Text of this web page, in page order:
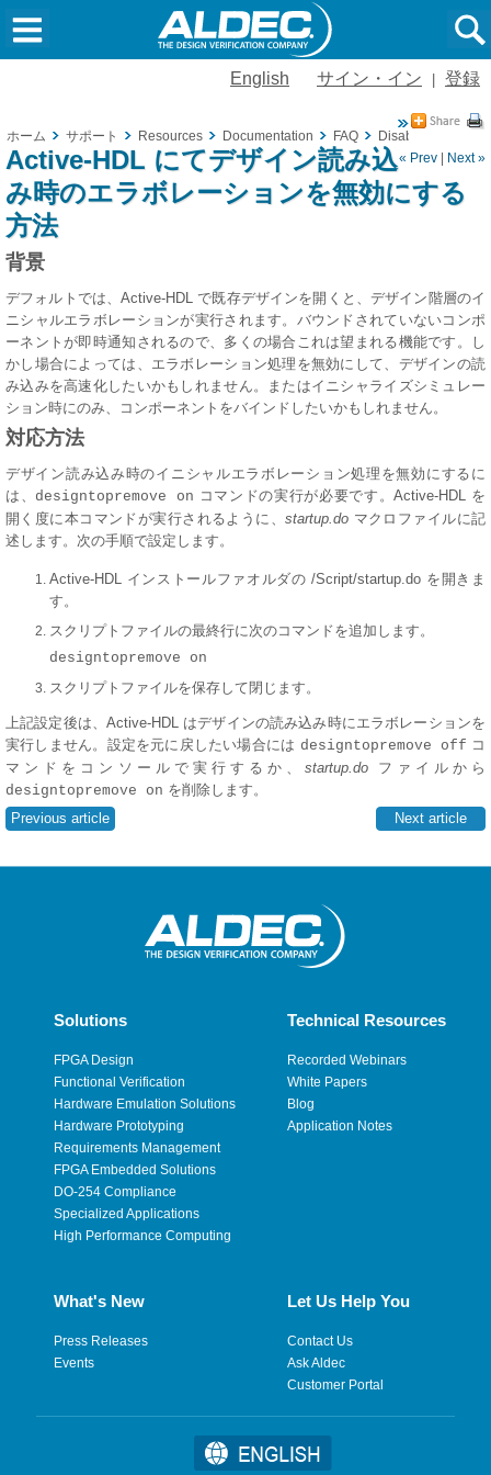
English サイン・イン 登録
ホーム サポート Resources Documentation FAQ
Disabling
« Prev
Next »
Active-HDL にてデザイン読み込
み時のエラボレーションを無効にする
方法
背景
デフォルトでは、Active-HDL で既存デザインを開くと、デザイン階層のイ
ニシャルエラボレーションが実行されます。バウンドされていないコンポ
ーネントが即時通知されるので、多くの場合これは望まれる機能です。し
かし場合によっては、エラボレーション処理を無効にして、デザインの読
み込みを高速化したいかもしれません。またはイニシャライズシミュレー
ション時にのみ、コンポーネントをバインドしたいかもしれません。
対応方法
デザイン読み込み時のイニシャルエラボレーション処理を無効にするに
は、 designtopremove on コマンドの実行が必要です。Active-HDL を
開く度に本コマンドが実行されるように、startup.do マクロファイルに記
述します。次の手順で設定します。
Active-HDL インストールファオルダの /Script/startup.do を開きま
す。
スクリプトファイルの最終行に次のコマンドを追加します。
designtopremove on
スクリプトファイルを保存して閉じます。
上記設定後は、Active-HDL はデザインの読み込み時にエラボレーションを
実行しません。設定を元に戻したい場合には designtopremove off コ
マンドをコンソールで実行するか、startup.do ファイルから
designtopremove on を削除します。
Previous article
Next article
Solutions
FPGA Design
Functional Verification
Hardware Emulation Solutions
Hardware Prototyping
Requirements Management
FPGA Embedded Solutions
DO-254 Compliance
Specialized Applications
High Performance Computing
Technical Resources
Recorded Webinars
White Papers
Blog
Application Notes
What's New
Press Releases
Events
Let Us Help You
Contact Us
Ask Aldec
Customer Portal